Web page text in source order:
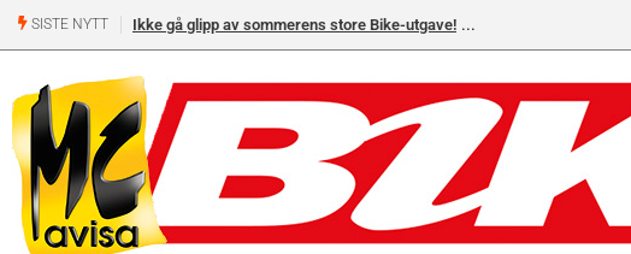
SISTE NYTT Ikke gå glipp av sommerens store Bike-utgave!